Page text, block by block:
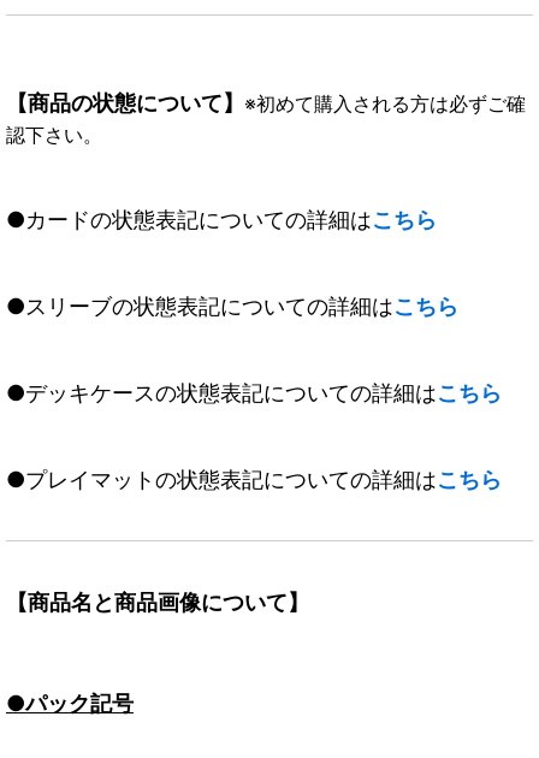
【商品の状態について】 ※初めて購入される方は必ずご確
認下さい。
●カードの状態表記についての詳細はこちら
●スリーブの状態表記についての詳細はこちら
●デッキケースの状態表記についての詳細はこちら
●プレイマットの状態表記についての詳細はこちら
【商品名と商品画像について】
●パック記号